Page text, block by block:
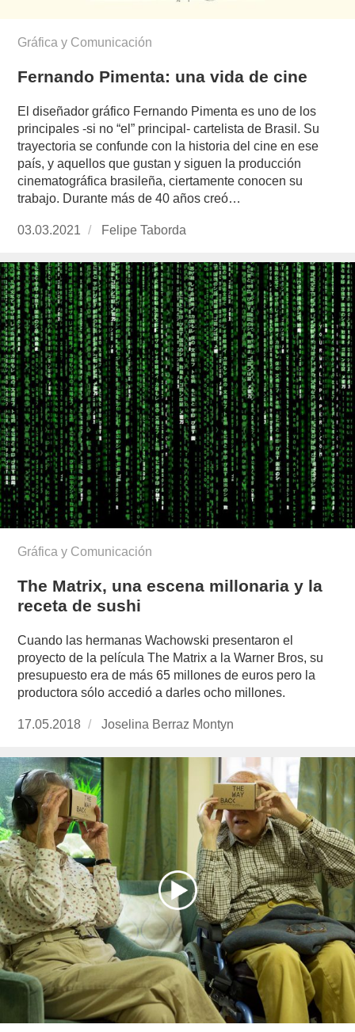
Gráfica y Comunicación
Fernando Pimenta: una vida de cine
El diseñador gráfico Fernando Pimenta es uno de los
principales -si no “el” principal- cartelista de Brasil. Su
trayectoria se confunde con la historia del cine en ese
país, y aquellos que gustan y siguen la producción
cinematográfica brasileña, ciertamente conocen su
trabajo. Durante más de 40 años creó…
Publicado
03.03.2021
https://www.experimenta.es/author/felipe-
Felipe Taborda
Gráfica y Comunicación
The Matrix, una escena millonaria y la
receta de sushi
Cuando las hermanas Wachowski presentaron el
proyecto de la película The Matrix a la Warner Bros, su
presupuesto era de más 65 millones de euros pero la
productora sólo accedió a darles ocho millones.
Publicado
17.05.2018
https://www.experimenta.es/author/joselina-
montyn/
Joselina Berraz Montyn